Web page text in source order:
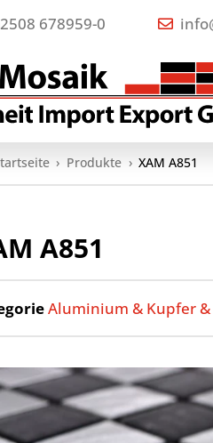
678959-0
› Produkte › XAM A851
A851
Aluminium & Kupfer &